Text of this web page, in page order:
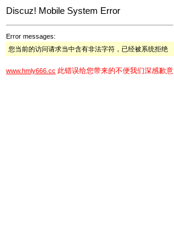
Discuz! Mobile System Error
Error messages:
您当前的访问请求当中含有非法字符，已经被系统拒绝
www.hmly666.cc 此错误给您带来的不便我们深感歉意